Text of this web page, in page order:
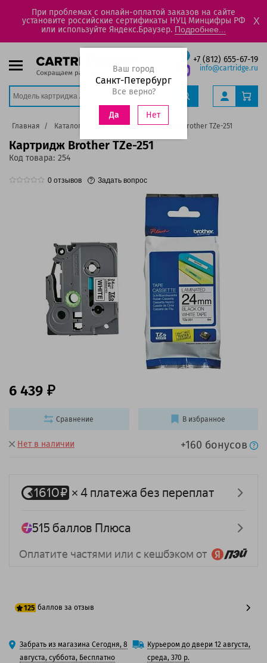
При проблемах с онлайн-оплатой заказов на сайте
установите российские сертификаты НУЦ Минцифры РФ
или используйте Яндекс.Браузер. Подробнее...
X
+7 (812) 655-67-19
info@cartridge.ru
Ваш город
Санкт-Петербург
Все верно?
Да Нет
Главная Каталог Картриджи Картридж Brother TZe-251
Картридж Brother TZe-251
Код товара: 254
0 отзывов Задать вопрос
Нет в наличии +160 бонусов
6 439
125 баллов за отзыв
100 баллов
125 баллов
Забрать из магазина Сегодня, 8
августа, суббота, Бесплатно
Курьером до двери 12 августа,
среда, 370 р.
Сравнение В избранное